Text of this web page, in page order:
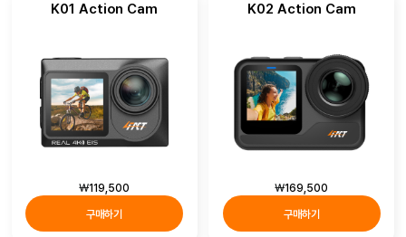
K01 Action Cam
￦119,500
구매하기
K02 Action Cam
￦169,500
구매하기